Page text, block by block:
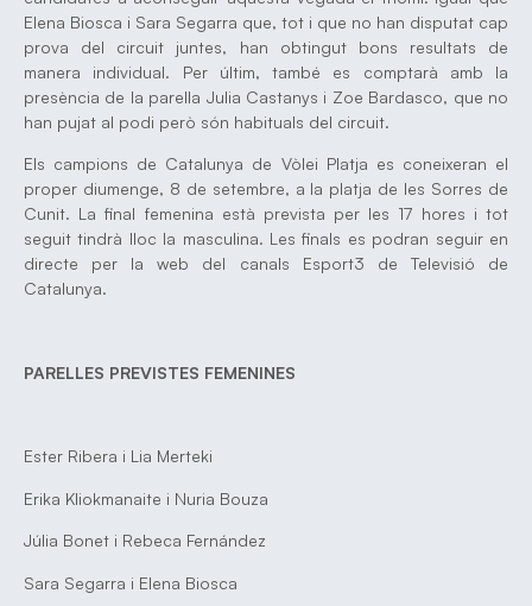
Elena Biosca i Sara Segarra que, tot i que no han disputat cap
prova del circuit juntes, han obtingut bons resultats de
manera individual. Per últim, també es comptarà amb la
presència de la parella Julia Castanys i Zoe Bardasco, que no
han pujat al podi però són habituals del circuit.
Els campions de Catalunya de Vòlei Platja es coneixeran el
proper diumenge, 8 de setembre, a la platja de les Sorres de
Cunit. La final femenina està prevista per les 17 hores i tot
seguit tindrà lloc la masculina. Les finals es podran seguir en
directe per la web del canals Esport3 de Televisió de
Catalunya.
PARELLES PREVISTES FEMENINES
Ester Ribera i Lia Merteki
Erika Kliokmanaite i Nuria Bouza
Júlia Bonet i Rebeca Fernández
Sara Segarra i Elena Biosca